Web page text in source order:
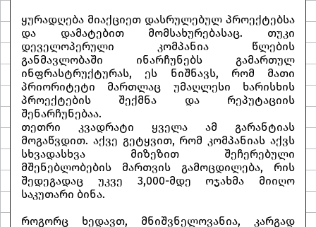
ყურადღება მიაქციეთ დასრულებულ პროექტებსა
და დამატებით მომსახურებასაც. თუკი
დეველოპერული კომპანია წლების
განმავლობაში ინარჩუნებს გამართულ
ინფრასტრუქტურას, ეს ნიშნავს, რომ მათი
პრიორიტეტი მართლაც უმაღლესი ხარისხის
პროექტების შექმნა და რეპუტაციის
შენარჩუნებაა.
თეთრი კვადრატი ყველა ამ გარანტიას
მოგაწვდით. აქვე გეტყვით, რომ კომპანიას აქვს
სხვადასხვა მიზეზით შეჩერებული
მშენებლობების მართვის გამოცდილება, რის
შედეგადაც უკვე 3,000-მდე ოჯახმა მიიღო
საკუთარი ბინა.
როგორც ხედავთ, მნიშვნელოვანია, კარგად